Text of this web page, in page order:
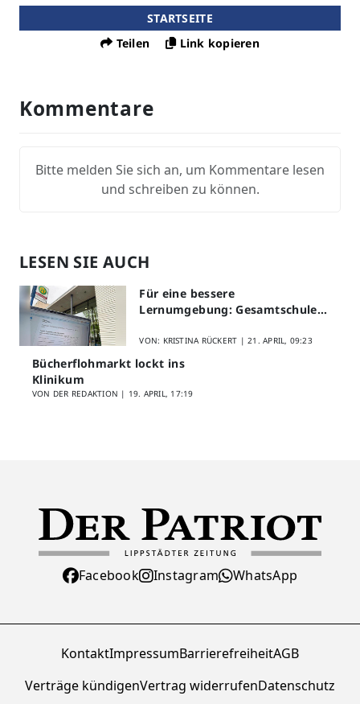
STARTSEITE
Teilen
Link kopieren
Kommentare
Bitte melden Sie sich an, um Kommentare lesen
und schreiben zu können.
LESEN SIE AUCH
Für eine bessere
Lernumgebung: Gesamtschule
Schülerfeedback
VON: KRISTINA RÜCKERT |21. APRIL, 09:23
Bücherflohmarkt lockt ins
Klinikum
VON DER REDAKTION | 19. APRIL, 17:19
Facebook Instagram WhatsApp
KontaktImpressumBarrierefreiheitAGB
Verträge kündigenVertrag widerrufenDatenschutz